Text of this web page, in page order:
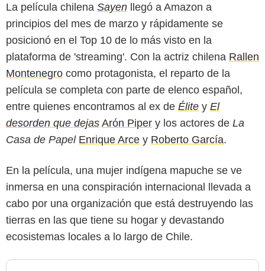
La película chilena Sayen llegó a Amazon a
principios del mes de marzo y rápidamente se
posicionó en el Top 10 de lo más visto en la
plataforma de 'streaming'. Con la actriz chilena Rallen
Montenegro como protagonista, el reparto de la
película se completa con parte de elenco español,
entre quienes encontramos al ex de Élite y El
desorden que dejas Arón Piper y los actores de La
Casa de Papel Enrique Arce y Roberto García.
En la película, una mujer indígena mapuche se ve
inmersa en una conspiración internacional llevada a
cabo por una organización que está destruyendo las
tierras en las que tiene su hogar y devastando
ecosistemas locales a lo largo de Chile.